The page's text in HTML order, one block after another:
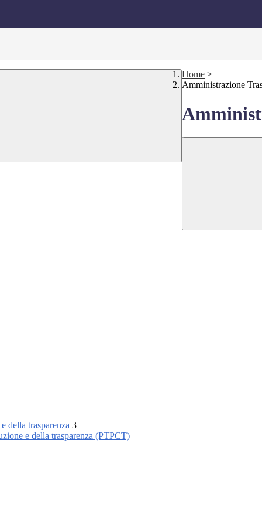
Home >
Amministrazione
della trasparenza 3
e della trasparenza (PTPCT)